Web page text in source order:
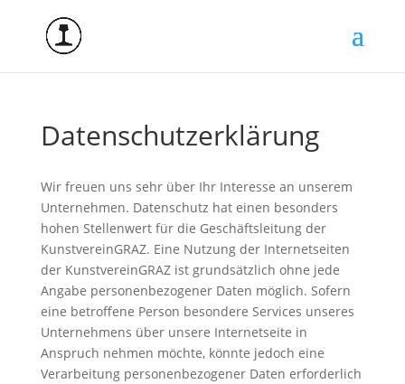
Datenschutzerklärung
Wir freuen uns sehr über Ihr Interesse an unserem
Unternehmen. Datenschutz hat einen besonders
hohen Stellenwert für die Geschäftsleitung der
KunstvereinGRAZ. Eine Nutzung der Internetseiten
der KunstvereinGRAZ ist grundsätzlich ohne jede
Angabe personenbezogener Daten möglich. Sofern
eine betroffene Person besondere Services unseres
Unternehmens über unsere Internetseite in
Anspruch nehmen möchte, könnte jedoch eine
Verarbeitung personenbezogener Daten erforderlich